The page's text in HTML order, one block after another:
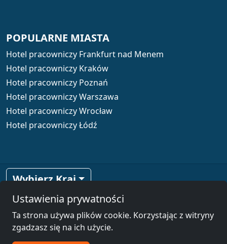
POPULARNE MIASTA
Hotel pracowniczy Frankfurt nad Menem
Hotel pracowniczy Kraków
Hotel pracowniczy Poznań
Hotel pracowniczy Warszawa
Hotel pracowniczy Wrocław
Hotel pracowniczy Łódź
Wybierz Kraj
© 2026 www.hotel-pracowniczy.pl
Informacje prawne
Ogólne Warunki Handlowe
Ustawienia prywatności
Ta strona używa plików cookie. Korzystając z witryny
zgadzasz się na ich użycie.